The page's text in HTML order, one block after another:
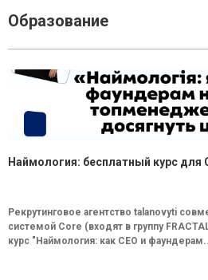
Образование
Наймология: бесплатный курс для
Рекрутинговое агентство talanovyti
системой Core (входят в группу
курс "Наймология: как СEO и